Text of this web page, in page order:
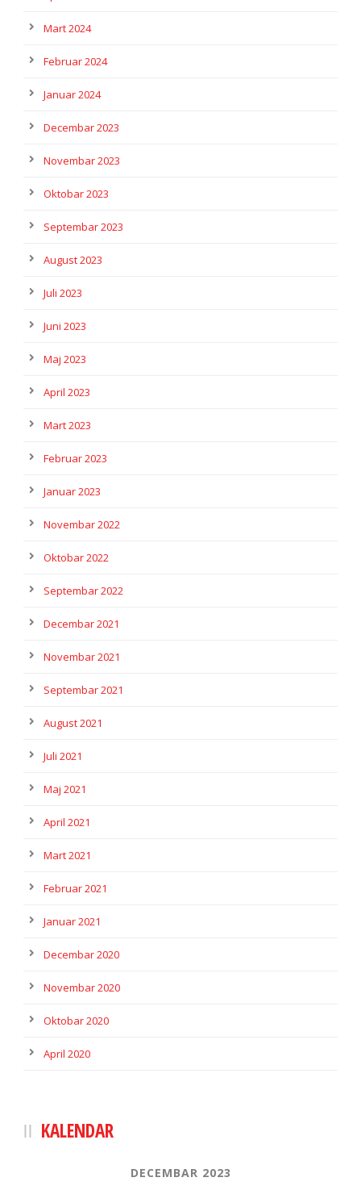
Mart 2024
Februar 2024
Januar 2024
Decembar 2023
Novembar 2023
Oktobar 2023
Septembar 2023
August 2023
Juli 2023
Juni 2023
Maj 2023
April 2023
Mart 2023
Februar 2023
Januar 2023
Novembar 2022
Oktobar 2022
Septembar 2022
Decembar 2021
Novembar 2021
Septembar 2021
August 2021
Juli 2021
Maj 2021
April 2021
Mart 2021
Februar 2021
Januar 2021
Decembar 2020
Novembar 2020
Oktobar 2020
April 2020
KALENDAR
DECEMBAR 2023